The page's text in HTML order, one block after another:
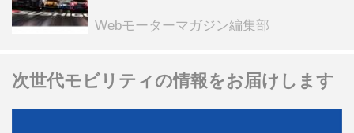
る抽選企画などを展開
Webモーターマガジン編集部
次世代モビリティの情報をお届けします